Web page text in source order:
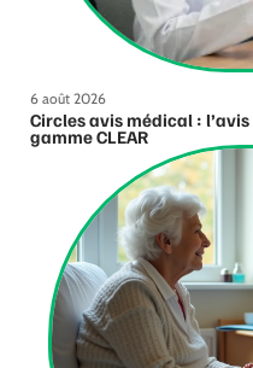
6 août 2026
Circles avis médical :
gamme CLEAR